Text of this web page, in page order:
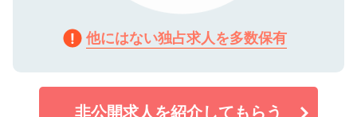
他にはない独占求人を多数保有
非公開求人を紹介してもらう